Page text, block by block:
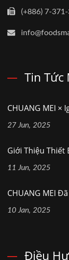
(+886) 7-
Tin Tức
CHUANG MEI ×
27 Jun, 2025
Giới Thiệu Thiết
11 Jun, 2025
CHUANG MEI
10 Jan, 2025
Điều